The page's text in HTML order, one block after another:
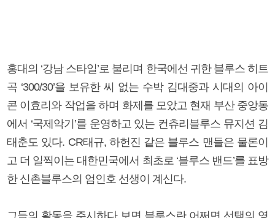
홍대의 ‘강남 스타일’로 불리며 한국에선 귀한 블루스 히트
곡 ‘300/30’을 보유한 씨 없는 수박 김대중과 시대의 아이
콘 이효리와 작업을 하며 화제를 모았고 현재 부산 중앙동
에서 ‘국제악기’를 운영하고 있는 컨츄리블루스 뮤지션 김
태춘도 있다. CR태규, 하헌진 같은 블루스 맨들은 물론이
고 더 일찍이는 대한민국에서 최초로 ‘블루스 밴드’를 표방
한 신촌블루스의 엄인호 선생이 계신다.
그들의 활동을 주시하다 보면 블루스란 어쩌면 선택의 영